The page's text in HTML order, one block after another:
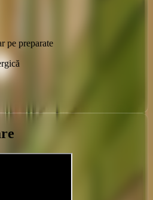
pe preparate